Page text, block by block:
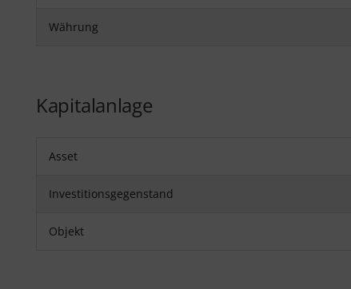
Währung
Kapitalanlage
Asset
Investitionsgegenstand
Objekt